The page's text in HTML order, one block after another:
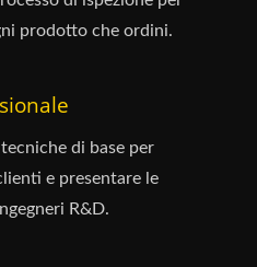
prodotto che ordini.
di base per
e presentare le
R&D.